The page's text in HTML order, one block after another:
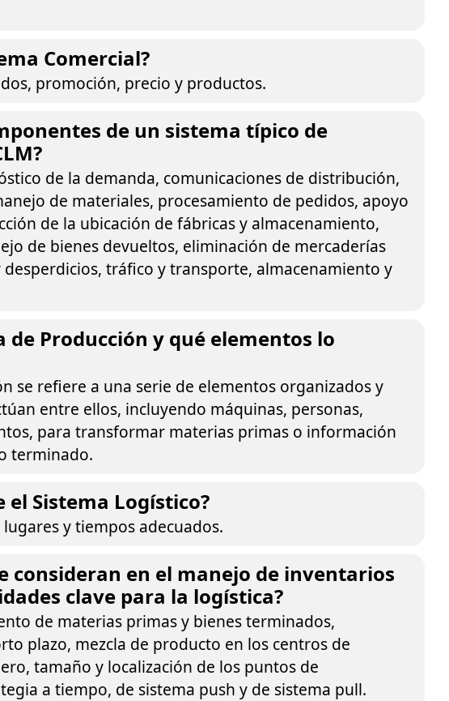
Comercial?
promoción, precio y productos.
de un sistema típico de
de la demanda, comunicaciones de distribución,
de materiales, procesamiento de pedidos, apoyo
de la ubicación de fábricas y almacenamiento,
de bienes devueltos, eliminación de mercaderías
desperdicios, tráfico y transporte, almacenamiento y
de Producción y qué elementos lo
se refiere a una serie de elementos organizados y
entre ellos, incluyendo máquinas, personas,
para transformar materias primas o información
terminado.
Sistema Logístico?
y tiempos adecuados.
consideran en el manejo de inventarios
clave para la logística?
de materias primas y bienes terminados,
plazo, mezcla de producto en los centros de
tamaño y localización de los puntos de
a tiempo, de sistema push y de sistema pull.